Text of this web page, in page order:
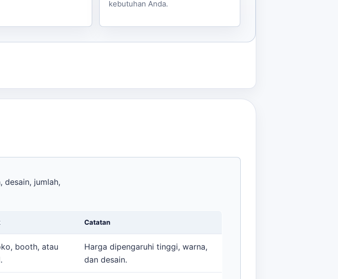
kebutuhan Anda.
desain, jumlah,
Catatan
booth, atau
Harga dipengaruhi tinggi, warna,
dan desain.